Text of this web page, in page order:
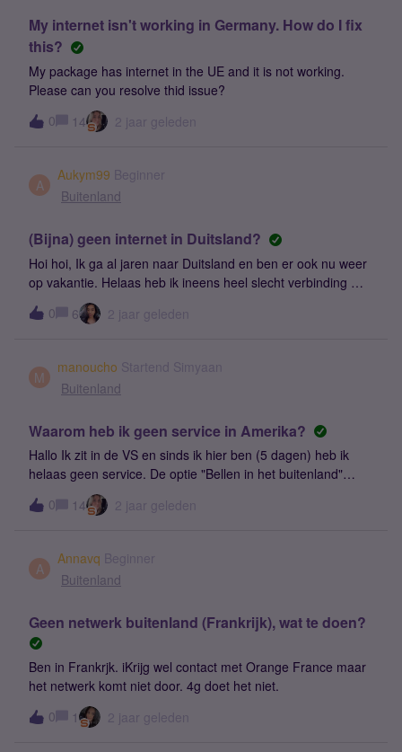
weten dat je op een satellietnetwerk zit en wat de kosten
daarvan zijn. Maar die sms heb ik niet gehad... Maar nu wel
de kosten...
My internet isn't working in Germany. How do I fix
this?
My package has internet in the UE and it is not working.
Please can you resolve thid issue?
0
14 2 jaar geleden
A
Aukym99 Beginner
Buitenland
(Bijna) geen internet in Duitsland?
Hoi hoi, Ik ga al jaren naar Duitsland en ben er ook nu weer
op vakantie. Helaas heb ik ineens heel slecht verbinding met
internet (E), terwijl ik altijd 4G had in Duitsland. Ik heb alles
al gecheckt en m'n telefoon een paar keer opnieuw
hier last van hebben. Is een reset dan nodig? Alvast
bedankt!Groetjes, Aukje
0 6 2 jaar geleden
M
manoucho Startend Simyaan
Buitenland
Waarom heb ik geen service in Amerika?
Hallo Ik zit in de VS en sinds ik hier ben (5 dagen) heb ik
helaas geen service. De optie "Bellen in het buitenland"
Emmanuel
0 14 2 jaar geleden
A
Annavq Beginner
Buitenland
Geen netwerk buitenland (Frankrijk), wat te doen?
Ben in Frankrjk. iKrijg wel contact met Orange France maar
het netwerk komt niet door. 4g doet het niet.
0
1 2 jaar geleden